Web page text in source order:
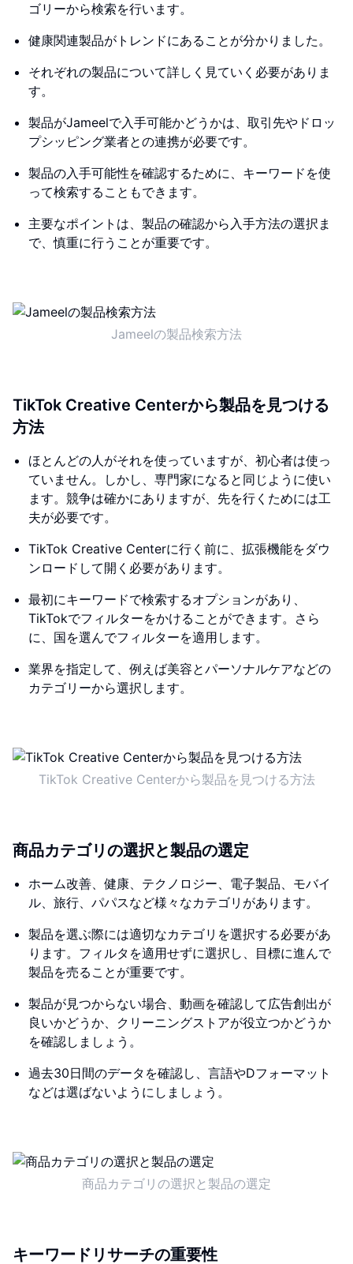
ゴリーから検索を行います。
健康関連製品がトレンドにあることが分かりました。
それぞれの製品について詳しく見ていく必要がありま
す。
製品がJameelで入手可能かどうかは、取引先やドロッ
プシッピング業者との連携が必要です。
製品の入手可能性を確認するために、キーワードを使
って検索することもできます。
主要なポイントは、製品の確認から入手方法の選択ま
で、慎重に行うことが重要です。
Jameelの製品検索方法
TikTok Creative Centerから製品を見つける
方法
ほとんどの人がそれを使っていますが、初心者は使っ
ていません。しかし、専門家になると同じように使い
ます。競争は確かにありますが、先を行くためには工
夫が必要です。
TikTok Creative Centerに行く前に、拡張機能をダウ
ンロードして開く必要があります。
最初にキーワードで検索するオプションがあり、
TikTokでフィルターをかけることができます。さら
に、国を選んでフィルターを適用します。
業界を指定して、例えば美容とパーソナルケアなどの
カテゴリーから選択します。
TikTok Creative Centerから製品を見つける方法
商品カテゴリの選択と製品の選定
ホーム改善、健康、テクノロジー、電子製品、モバイ
ル、旅行、パパスなど様々なカテゴリがあります。
製品を選ぶ際には適切なカテゴリを選択する必要があ
ります。フィルタを適用せずに選択し、目標に進んで
製品を売ることが重要です。
製品が見つからない場合、動画を確認して広告創出が
良いかどうか、クリーニングストアが役立つかどうか
を確認しましょう。
過去30日間のデータを確認し、言語やDフォーマット
などは選ばないようにしましょう。
商品カテゴリの選択と製品の選定
キーワードリサーチの重要性